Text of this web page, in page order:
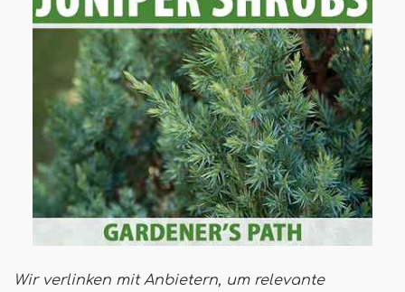
Wir verlinken mit Anbietern, um relevante